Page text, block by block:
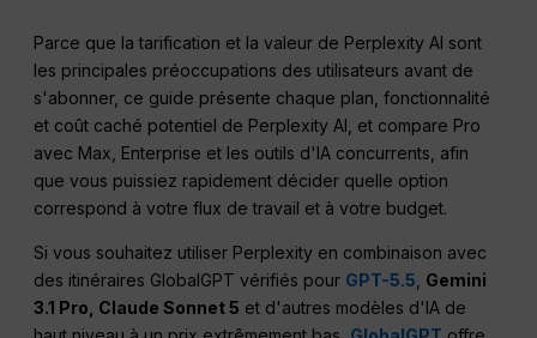
Parce que la tarification et la valeur de Perplexity AI sont
les principales préoccupations des utilisateurs avant de
s'abonner, ce guide présente chaque plan, fonctionnalité
et coût caché potentiel de Perplexity AI, et compare Pro
avec Max, Enterprise et les outils d'IA concurrents, afin
que vous puissiez rapidement décider quelle option
correspond à votre flux de travail et à votre budget.
Si vous souhaitez utiliser Perplexity en combinaison avec
des itinéraires GlobalGPT vérifiés pour GPT-5.5, Gemini
3.1 Pro, Claude Sonnet 5 et d'autres modèles d'IA de